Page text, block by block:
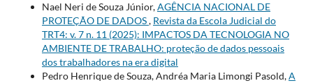
Nael Neri de Souza Júnior,AGÊNCIA NACIONAL DE
PROTEÇÃO DE DADOS, Revista da Escola Judicial do
TRT4: v. 7 n. 11 (2025): IMPACTOS DA TECNOLOGIA NO
AMBIENTE DE TRABALHO: proteção de dados pessoais
dos trabalhadores na era digital
Pedro Henrique de Souza, Andréa Maria Limongi Pasold,A